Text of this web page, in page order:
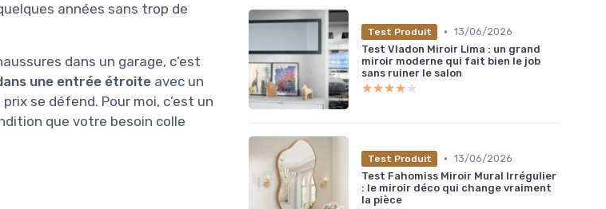
années sans trop de
dans un garage, c’est
une entrée étroite avec un
se défend. Pour moi, c’est un
que votre besoin colle
Test Produit • 13/06/2026
Test Vladon Miroir Lima : un grand
miroir moderne qui fait bien le job
sans ruiner le salon
★★★★★
★★★★★
Test Produit • 13/06/2026
Test Fahomiss Miroir Mural Irrégulier
: le miroir déco qui change vraiment
la pièce